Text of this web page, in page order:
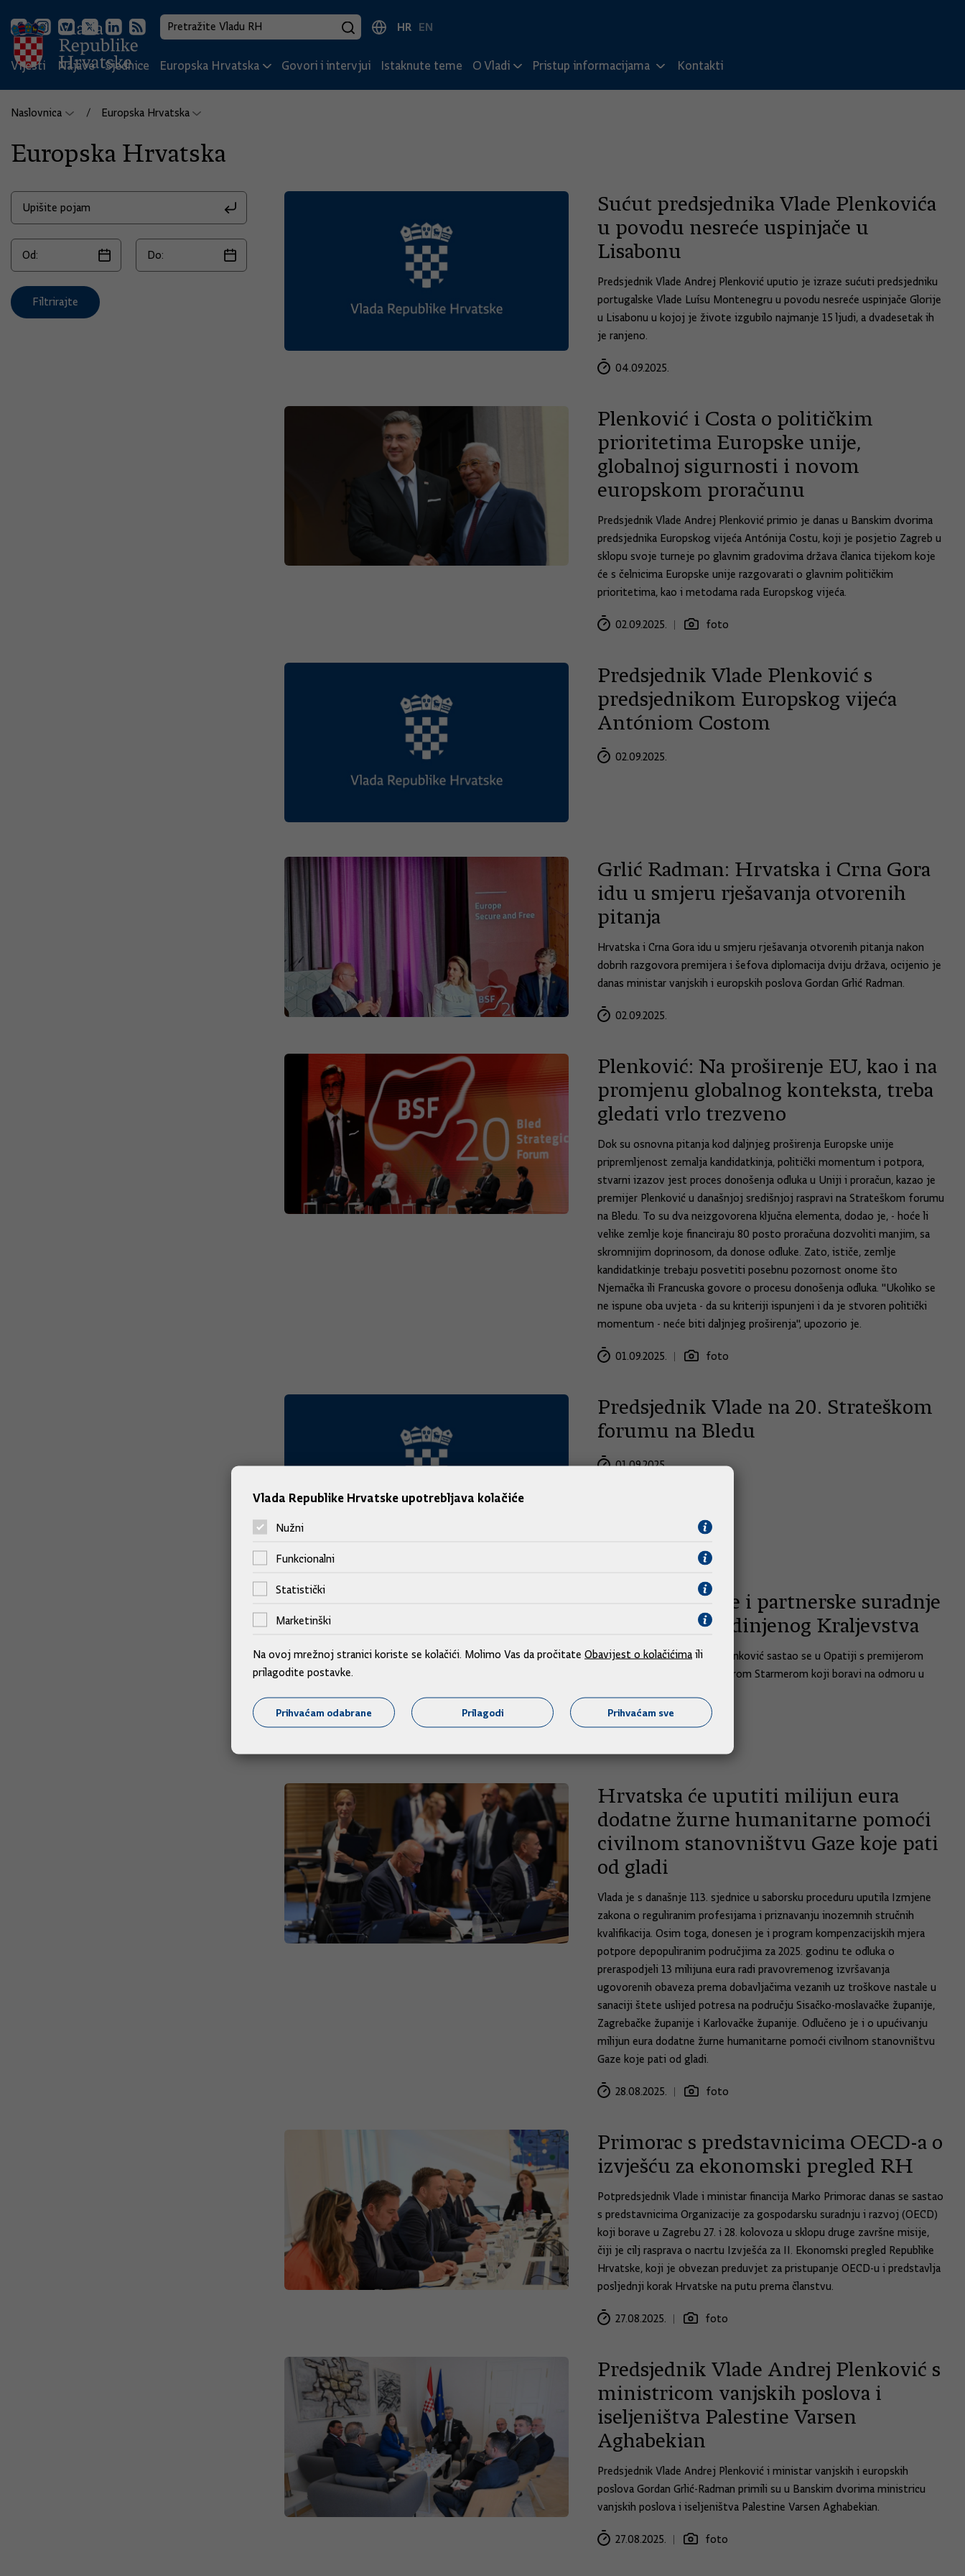
HR EN
Vijesti Najave Sjednice Europska Hrvatska Govori i intervjui Istaknute teme O Vladi Pristup informacijama Kontakti
Naslovnica Europska Hrvatska
Europska Hrvatska
Filtrirajte
Sućut predsjednika Vlade Plenkovića
u povodu nesreće uspinjače u
Lisabonu
Predsjednik Vlade Andrej Plenković uputio je izraze sućuti predsjedniku
portugalske Vlade Luísu Montenegru u povodu nesreće uspinjače Glorije
u Lisabonu u kojoj je živote izgubilo najmanje 15 ljudi, a dvadesetak ih
je ranjeno.
04.09.2025.
Plenković i Costa o političkim
prioritetima Europske unije,
globalnoj sigurnosti i novom
europskom proračunu
Predsjednik Vlade Andrej Plenković primio je danas u Banskim dvorima
predsjednika Europskog vijeća Antónija Costu, koji je posjetio Zagreb u
sklopu svoje turneje po glavnim gradovima država članica tijekom koje
će s čelnicima Europske unije razgovarati o glavnim političkim
prioritetima, kao i metodama rada Europskog vijeća.
02.09.2025. foto
Predsjednik Vlade Plenković s
predsjednikom Europskog vijeća
Antóniom Costom
02.09.2025.
Grlić Radman: Hrvatska i Crna Gora
idu u smjeru rješavanja otvorenih
pitanja
Hrvatska i Crna Gora idu u smjeru rješavanja otvorenih pitanja nakon
dobrih razgovora premijera i šefova diplomacija dviju država, ocijenio je
danas ministar vanjskih i europskih poslova Gordan Grlić Radman.
02.09.2025.
Plenković: Na proširenje EU, kao i na
promjenu globalnog konteksta, treba
gledati vrlo trezveno
Dok su osnovna pitanja kod daljnjeg proširenja Europske unije
pripremljenost zemalja kandidatkinja, politički momentum i potpora,
stvarni izazov jest proces donošenja odluka u Uniji i proračun, kazao je
premijer Plenković u današnjoj središnjoj raspravi na Strateškom forumu
na Bledu. To su dva neizgovorena ključna elementa, dodao je, - hoće li
velike zemlje koje financiraju 80 posto proračuna dozvoliti manjim, sa
skromnijim doprinosom, da donose odluke. Zato, ističe, zemlje
kandidatkinje trebaju posvetiti posebnu pozornost onome što
Njemačka ili Francuska govore o procesu donošenja odluka. "Ukoliko se
ne ispune oba uvjeta - da su kriteriji ispunjeni i da je stvoren politički
momentum - neće biti daljnjeg proširenja", upozorio je.
01.09.2025. foto
Predsjednik Vlade na 20. Strateškom
forumu na Bledu
01.09.2025.
Nastavak bliske i partnerske suradnje
Hrvatske i Ujedinjenog Kraljevstva
Predsjednik Vlade Andrej Plenković sastao se u Opatiji s premijerom
Ujedinjenog Kraljevstva Keirom Starmerom koji boravi na odmoru u
29.08.2025.
Hrvatska će uputiti milijun eura
dodatne žurne humanitarne pomoći
civilnom stanovništvu Gaze koje pati
od gladi
Vlada je s današnje 113. sjednice u saborsku proceduru uputila Izmjene
zakona o reguliranim profesijama i priznavanju inozemnih stručnih
kvalifikacija. Osim toga, donesen je i program kompenzacijskih mjera
potpore depopuliranim područjima za 2025. godinu te odluka o
preraspodjeli 13 milijuna eura radi pravovremenog izvršavanja
ugovorenih obaveza prema dobavljačima vezanih uz troškove nastale u
sanaciji štete uslijed potresa na području Sisačko-moslavačke županije,
Zagrebačke županije i Karlovačke županije. Odlučeno je i o upućivanju
milijun eura dodatne žurne humanitarne pomoći civilnom stanovništvu
Gaze koje pati od gladi.
28.08.2025. foto
Primorac s predstavnicima OECD-a o
izvješću za ekonomski pregled RH
Potpredsjednik Vlade i ministar financija Marko Primorac danas se sastao
s predstavnicima Organizacije za gospodarsku suradnju i razvoj (OECD)
koji borave u Zagrebu 27. i 28. kolovoza u sklopu druge završne misije,
čiji je cilj rasprava o nacrtu Izvješća za II. Ekonomski pregled Republike
Hrvatske, koji je obvezan preduvjet za pristupanje OECD-u i predstavlja
posljednji korak Hrvatske na putu prema članstvu.
27.08.2025. foto
Predsjednik Vlade Andrej Plenković s
ministricom vanjskih poslova i
iseljeništva Palestine Varsen
Aghabekian
Predsjednik Vlade Andrej Plenković i ministar vanjskih i europskih
poslova Gordan Grlić-Radman primili su u Banskim dvorima ministricu
vanjskih poslova i iseljeništva Palestine Varsen Aghabekian.
27.08.2025. foto
Vlada Republike Hrvatske upotrebljava kolačiće
Nužni
Funkcionalni
Statistički
Marketinški
Na ovoj mrežnoj stranici koriste se kolačići. Molimo Vas da pročitate Obavijest o kolačićima ili
prilagodite postavke.
Prihvaćam odabrane Prilagodi Prihvaćam sve